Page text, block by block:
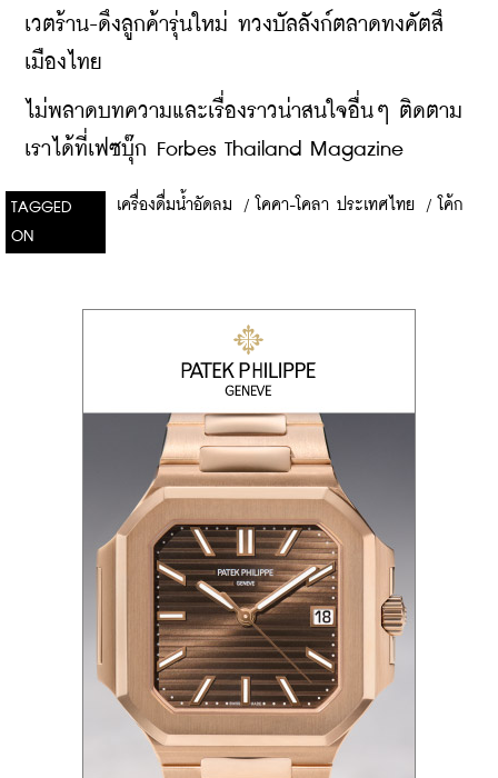
เวตร้าน-ดึงลูกค้ารุ่นใหม่ ทวงบัลลังก์ตลาดทงคัตสึ
เมืองไทย
ไม่พลาดบทความและเรื่องราวน่าสนใจอื่นๆ ติดตาม
เราได้ที่เฟซบุ๊ก Forbes Thailand Magazine
TAGGED
ON
เครื่องดื่มน้ำอัดลม / โคคา-โคลา ประเทศไทย / โค้ก